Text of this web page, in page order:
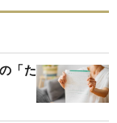
「た